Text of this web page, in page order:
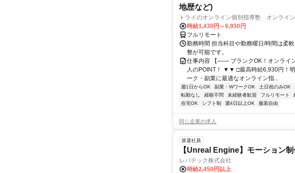
地歴など)
トライのオンライン個別指導塾 オンライ
時給1,430円～6,930円
フルリモート
勤務時間 担当科目や勤務曜日/時間は柔
整が可能です。
仕事内容 【―― ブランクOK！オンラ
人のPOINT！ ▼▼ □最高時給6,930円！
ーク・副業に最適なオンライン指...
週1日からOK 副業・WワークOK 土日祝のみOK
転勤なし
経験不問 未経験者歓迎 フルリモート
在宅OK
シフト制 週4日以上OK 服装自由
同じ企業の求人
派遣社員
【Unreal Engine】モーション
レバテック株式会社
時給2,450円以上